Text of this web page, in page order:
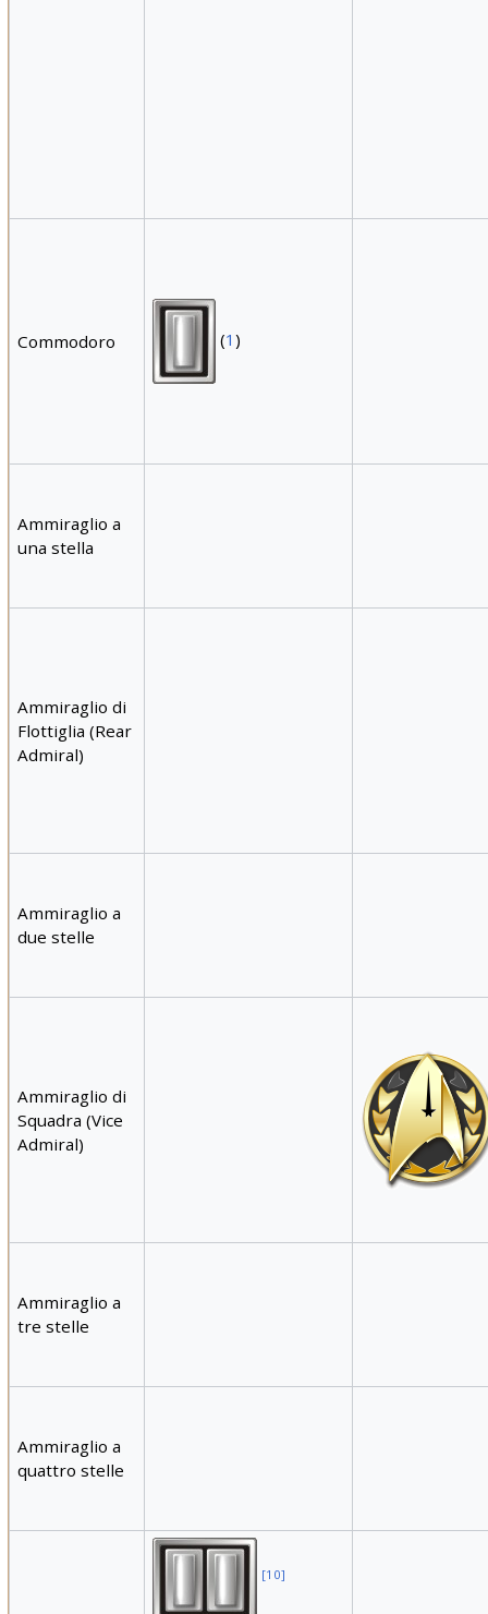
Commodoro (1)
Ammiraglio a
una stella
Ammiraglio di
Flottiglia (Rear
Admiral)
Ammiraglio a
due stelle
Ammiraglio di
Squadra (Vice
Admiral)
Ammiraglio a
tre stelle
Ammiraglio a
quattro stelle
[10]